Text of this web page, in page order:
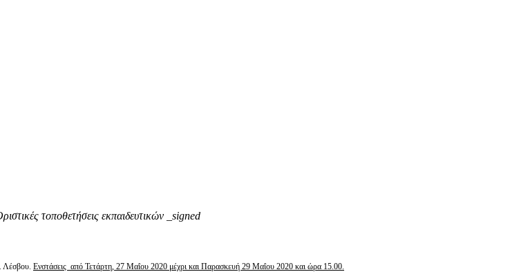
τοποθετήσεις εκπαιδευτικών _signed
Λέσβου. Ενστάσεις από Τετάρτη, 27 Μαΐου 2020 μέχρι και Παρασκευή 29 Μαΐου 2020 και ώρα 15.00.